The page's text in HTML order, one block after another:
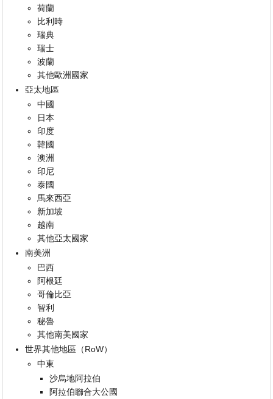
荷蘭
比利時
瑞典
瑞士
波蘭
其他歐洲國家
亞太地區
中國
日本
印度
韓國
澳洲
印尼
泰國
馬來西亞
新加坡
越南
其他亞太國家
南美洲
巴西
阿根廷
哥倫比亞
智利
秘魯
其他南美國家
世界其他地區（RoW）
中東
沙烏地阿拉伯
阿拉伯聯合大公國